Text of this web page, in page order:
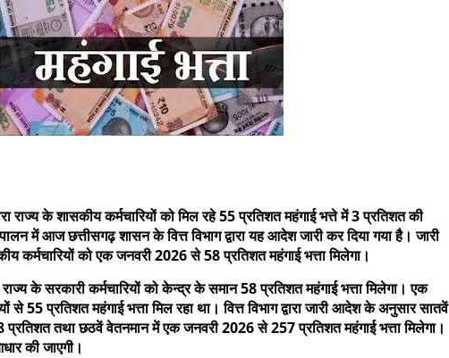
राज्य के शासकीय कर्मचारियों को मिल रहे 55 प्रतिशत महंगाई भत्ते में 3 प्रतिशत की
में आज छत्तीसगढ़ शासन के वित्त विभाग द्वारा यह आदेश जारी कर दिया गया है। जारी
को एक जनवरी 2026 से 58 प्रतिशत महंगाई भत्ता मिलेगा।
के सरकारी कर्मचारियों को केन्द्र के समान 58 प्रतिशत महंगाई भत्ता मिलेगा। एक
से 55 प्रतिशत महंगाई भत्ता मिल रहा था। वित्त विभाग द्वारा जारी आदेश के अनुसार सातवें
तथा छठवें वेतनमान में एक जनवरी 2026 से 257 प्रतिशत महंगाई भत्ता मिलेगा।
की जाएगी।